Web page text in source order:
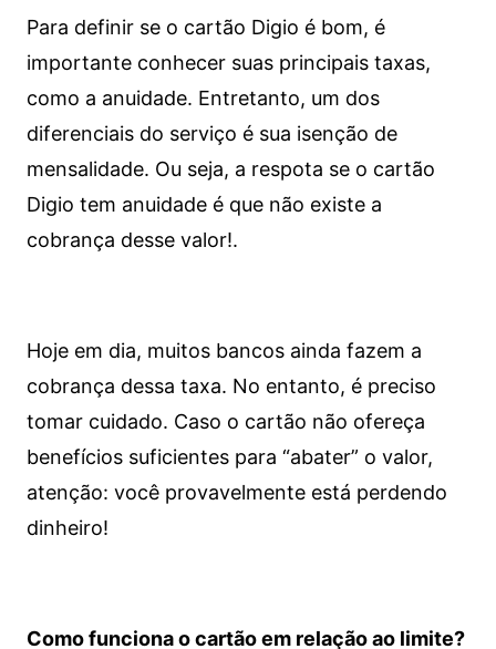
Para definir se o cartão Digio é bom, é
importante conhecer suas principais taxas,
como a anuidade. Entretanto, um dos
diferenciais do serviço é sua isenção de
mensalidade. Ou seja, a respota se o cartão
Digio tem anuidade é que não existe a
cobrança desse valor!.
Hoje em dia, muitos bancos ainda fazem a
cobrança dessa taxa. No entanto, é preciso
tomar cuidado. Caso o cartão não ofereça
benefícios suficientes para “abater” o valor,
atenção: você provavelmente está perdendo
dinheiro!
Como funciona o cartão em relação ao limite?